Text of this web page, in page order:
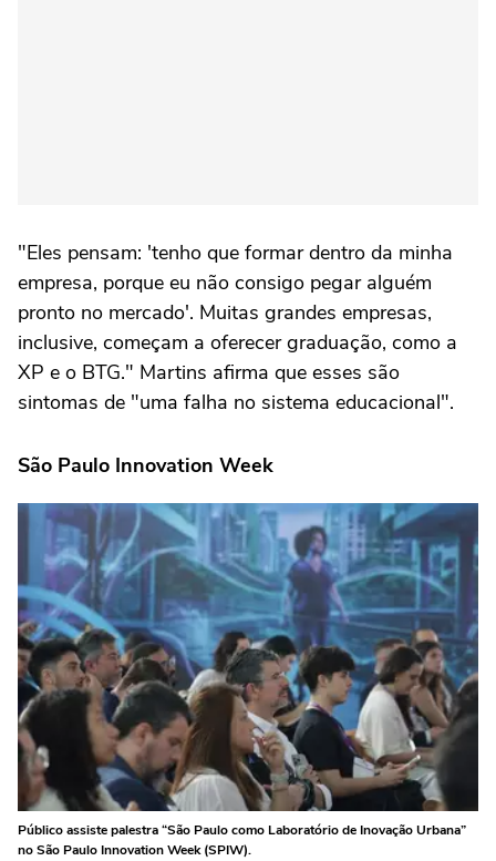
"Eles pensam: 'tenho que formar dentro da minha
empresa, porque eu não consigo pegar alguém
pronto no mercado'. Muitas grandes empresas,
inclusive, começam a oferecer graduação, como a
XP e o BTG." Martins afirma que esses são
sintomas de "uma falha no sistema educacional".
São Paulo Innovation Week
Público assiste palestra “São Paulo como Laboratório de Inovação Urbana”
no São Paulo Innovation Week (SPIW).